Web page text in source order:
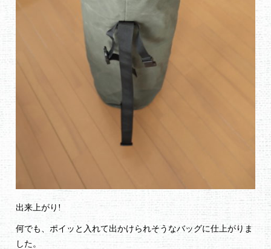
出来上がり!
何でも、ポイッと入れて出かけられそうなバッグに仕上がりま
した。